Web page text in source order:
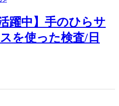
躍中】手のひらサ
を使った検査/日